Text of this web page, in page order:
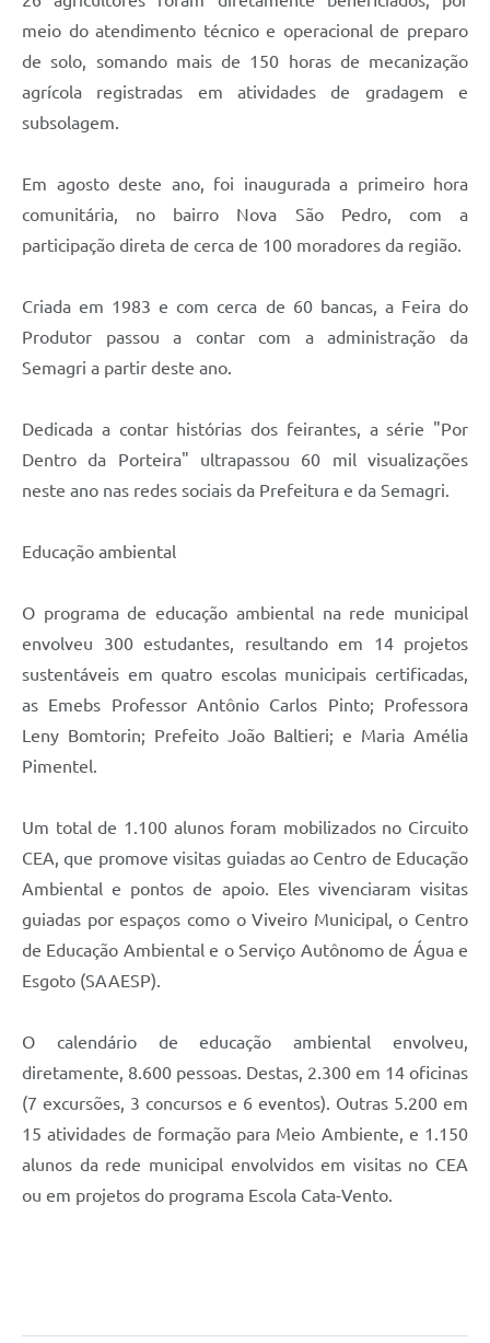
meio do atendimento técnico e operacional de preparo
de solo, somando mais de 150 horas de mecanização
agrícola registradas em atividades de gradagem e
subsolagem.
Em agosto deste ano, foi inaugurada a primeiro hora
comunitária, no bairro Nova São Pedro, com a
participação direta de cerca de 100 moradores da região.
Criada em 1983 e com cerca de 60 bancas, a Feira do
Produtor passou a contar com a administração da
Semagri a partir deste ano.
Dedicada a contar histórias dos feirantes, a série "Por
Dentro da Porteira" ultrapassou 60 mil visualizações
neste ano nas redes sociais da Prefeitura e da Semagri.
Educação ambiental
O programa de educação ambiental na rede municipal
envolveu 300 estudantes, resultando em 14 projetos
sustentáveis em quatro escolas municipais certificadas,
as Emebs Professor Antônio Carlos Pinto; Professora
Leny Bomtorin; Prefeito João Baltieri; e Maria Amélia
Pimentel.
Um total de 1.100 alunos foram mobilizados no Circuito
CEA, que promove visitas guiadas ao Centro de Educação
Ambiental e pontos de apoio. Eles vivenciaram visitas
guiadas por espaços como o Viveiro Municipal, o Centro
de Educação Ambiental e o Serviço Autônomo de Água e
Esgoto (SAAESP).
O calendário de educação ambiental envolveu,
diretamente, 8.600 pessoas. Destas, 2.300 em 14 oficinas
(7 excursões, 3 concursos e 6 eventos). Outras 5.200 em
15 atividades de formação para Meio Ambiente, e 1.150
alunos da rede municipal envolvidos em visitas no CEA
ou em projetos do programa Escola Cata-Vento.